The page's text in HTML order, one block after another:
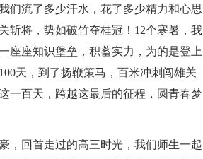
们流了多少汗水，花了多少精力和心思
斩将，势如破竹夺桂冠！12个寒暑，我
座座知识堡垒，积蓄实力，为的是登上
天，到了扬鞭策马，百米冲刺闯雄关
一百天，跨越这最后的征程，圆青春梦
，回首走过的高三时光，我们师生一起